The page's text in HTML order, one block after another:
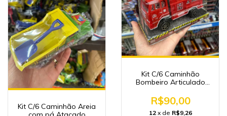
Kit C/6 Caminhão Areia
Kit C/6 Caminhão
Bombeiro Articulado
R$90,00
12 x de R$9,26